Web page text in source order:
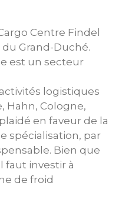
Centre Findel
Grand-Duché.
est un secteur
logistiques
Hahn, Cologne,
en faveur de la
spécialisation, par
Bien que
faut investir à
de froid